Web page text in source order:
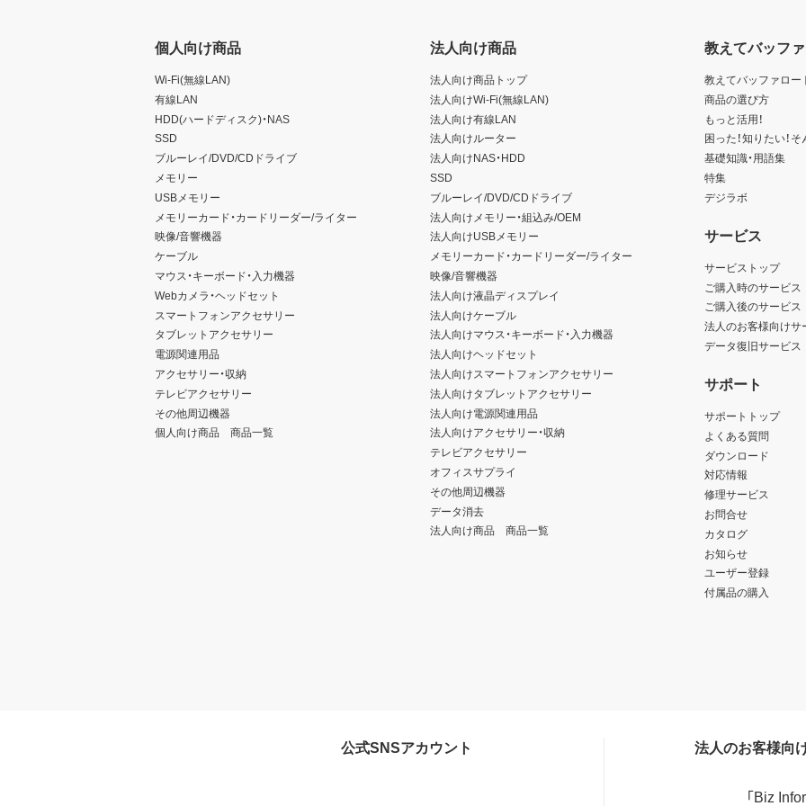
個人向け商品
Wi-Fi(無線LAN)
有線LAN
HDD(ハードディスク)・NAS
SSD
ブルーレイ/DVD/CDドライブ
メモリー
USBメモリー
メモリーカード・カードリーダー/ライター
映像/音響機器
ケーブル
マウス・キーボード・入力機器
Webカメラ・ヘッドセット
スマートフォンアクセサリー
タブレットアクセサリー
電源関連用品
アクセサリー・収納
テレビアクセサリー
その他周辺機器
個人向け商品 商品一覧
法人向け商品
法人向け商品トップ
法人向けWi-Fi(無線LAN)
法人向け有線LAN
法人向けルーター
法人向けNAS・HDD
SSD
ブルーレイ/DVD/CDドライブ
法人向けメモリー・組込み/OEM
法人向けUSBメモリー
メモリーカード・カードリーダー/ライター
映像/音響機器
法人向け液晶ディスプレイ
法人向けケーブル
法人向けマウス・キーボード・入力機器
法人向けヘッドセット
法人向けスマートフォンアクセサリー
法人向けタブレットアクセサリー
法人向け電源関連用品
法人向けアクセサリー・収納
テレビアクセサリー
オフィスサプライ
その他周辺機器
データ消去
法人向け商品 商品一覧
教えてバッフ
教えてバッファロー
商品の選び方
もっと活用！
困った！知りたい！
基礎知識・用語集
特集
デジラボ
サービス
サービストップ
ご購入時のサービス
ご購入後のサービス
法人のお客様向けサ
データ復旧サービス
サポート
サポートトップ
よくある質問
ダウンロード
対応情報
修理サービス
お問合せ
カタログ
お知らせ
ユーザー登録
付属品の購入
公式SNSアカウント 法人のお客様向
「Biz